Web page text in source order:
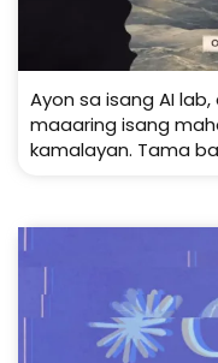
Ayon sa isang AI
maaaring isang
kamalayan. Tama